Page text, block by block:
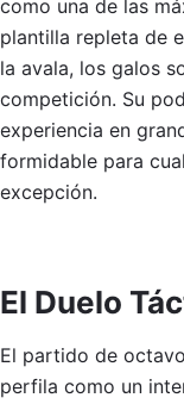
como una de las
plantilla repleta de
la avala, los galos
competición. Su
experiencia en
formidable para
excepción.
El Duelo
El partido de
perfila como un